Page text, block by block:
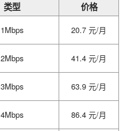
类型 价格
1Mbps
20.7 元/月
2Mbps
41.4 元/月
3Mbps
63.9 元/月
4Mbps
86.4 元/月